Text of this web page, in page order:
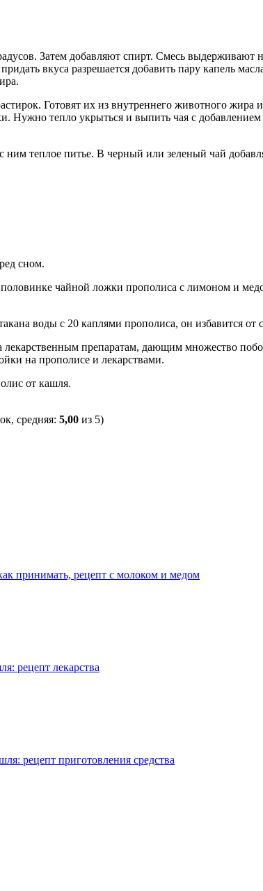
Затем добавляют спирт. Смесь
вкуса разрешается добавить пару капель
Готовят их из внутреннего животного
Нужно тепло укрыться и выпить чая с
ним теплое питье. В черный или зеленый чай
сном.
чайной ложки прополиса с лимоном и
воды с 20 каплями прополиса, он избавится
лекарственным препаратам, дающим множество
на прополисе и лекарствами.
от кашля.
средняя: 5,00 из 5)
принимать, рецепт с молоком и медом
рецепт лекарства
рецепт приготовления средства